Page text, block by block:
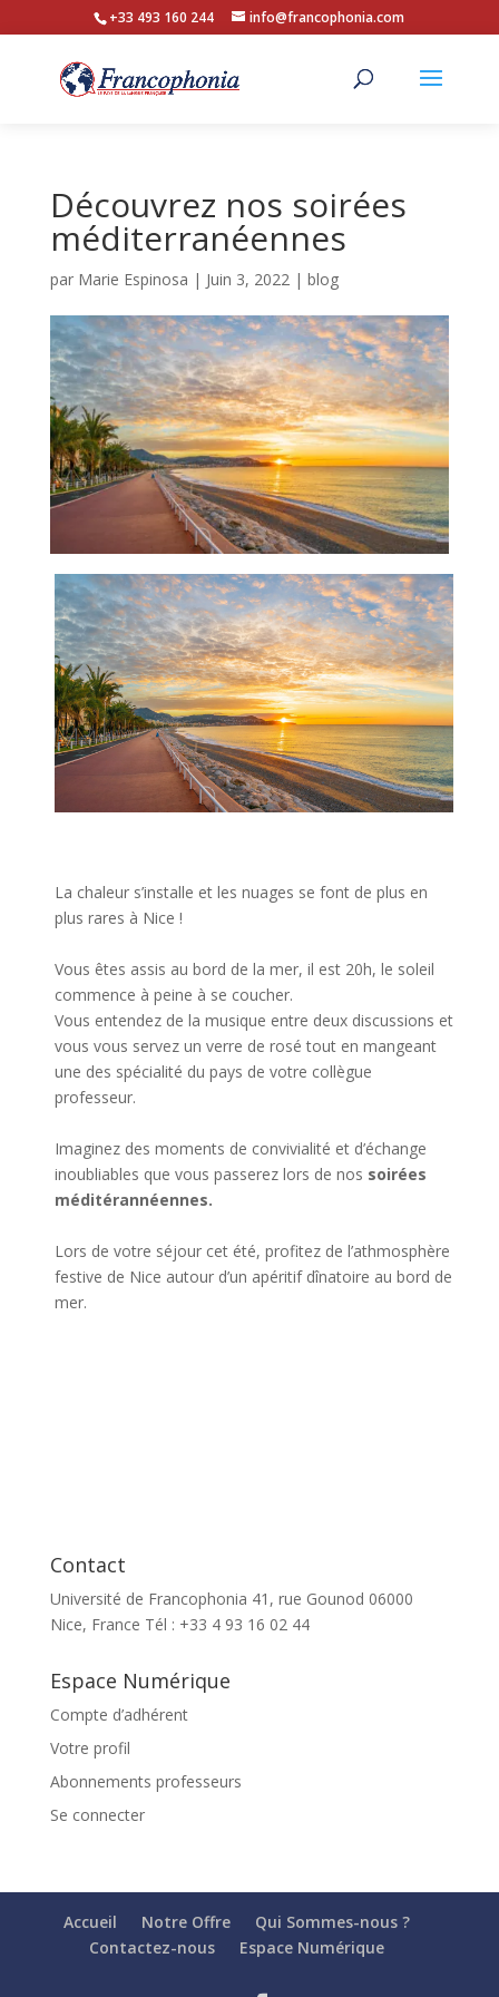
+33 493 160 244 info@francophonia.com
Découvrez nos soirées
méditerranéennes
par Marie Espinosa | Juin 3, 2022| blog
La chaleur s’installe et les nuages se font de plus en
plus rares à Nice !
Vous êtes assis au bord de la mer, il est 20h, le soleil
commence à peine à se coucher.
Vous entendez de la musique entre deux discussions et
vous vous servez un verre de rosé tout en mangeant
une des spécialité du pays de votre collègue
professeur.
Imaginez des moments de convivialité et d’échange
inoubliables que vous passerez lors de nos soirées
méditérannéennes.
Lors de votre séjour cet été, profitez de l’athmosphère
festive de Nice autour d’un apéritif dînatoire au bord de
mer.
Contact
Université de Francophonia 41, rue Gounod 06000
Nice, France Tél : +33 4 93 16 02 44
Espace Numérique
Compte d’adhérent
Votre profil
Abonnements professeurs
Se connecter
Accueil Notre Offre
Qui Sommes-nous ?
Contactez-nous
Espace Numérique